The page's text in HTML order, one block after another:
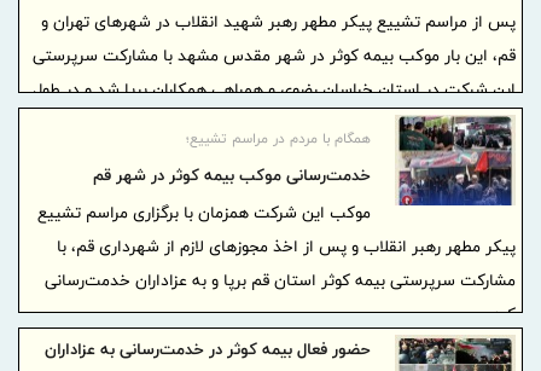
پس از مراسم تشییع پیکر مطهر رهبر شهید انقلاب در شهرهای تهران و
قم، این بار موکب بیمه کوثر در شهر مقدس مشهد با مشارکت سرپرستی
این شرکت در استان خراسان رضوی و همراهی همکاران برپا شد و در طول
مراسم به زائران و عزاداران خدمت‌رسانی کرد.
همگام با مردم در مراسم تشییع؛
خدمت‌رسانی موکب بیمه کوثر در شهر قم
موکب این شرکت همزمان با برگزاری مراسم تشییع
پیکر مطهر رهبر انقلاب و پس از اخذ مجوزهای لازم از شهرداری قم، با
مشارکت سرپرستی بیمه کوثر استان قم برپا و به عزاداران خدمت‌رسانی
کرد.
حضور فعال بیمه کوثر در خدمت‌رسانی به عزاداران